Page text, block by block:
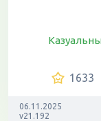
1633
06.11.2025
v21.192